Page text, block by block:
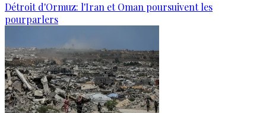
Détroit d'Ormuz: l'Iran et Oman poursuivent les
pourparlers